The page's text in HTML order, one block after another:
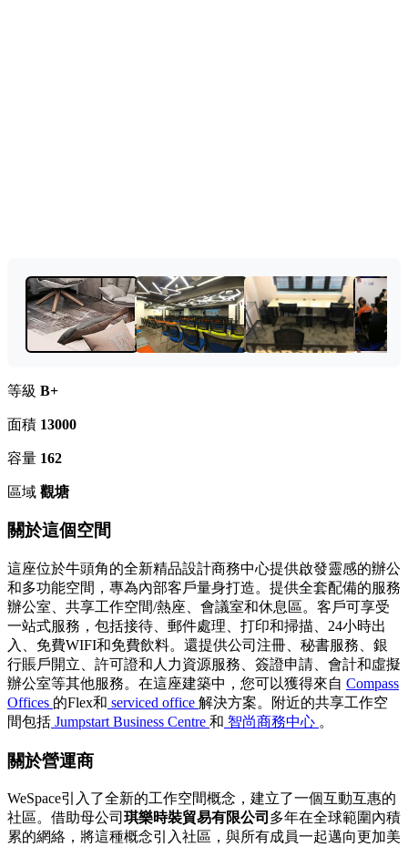
等級 B+
面積 13000
容量 162
區域 觀塘
關於這個空間
這座位於牛頭角的全新精品設計商務中心提供啟發靈感的辦公
和多功能空間，專為內部客戶量身打造。提供全套配備的服務
辦公室、共享工作空間/熱座、會議室和休息區。客戶可享受
一站式服務，包括接待、郵件處理、打印和掃描、24小時出
入、免費WIFI和免費飲料。還提供公司注冊、秘書服務、銀
行賬戶開立、許可證和人力資源服務、簽證申請、會計和虛擬
辦公室等其他服務。在這座建築中，您可以獲得來自 Compass
Offices 的Flex和 serviced office 解決方案。附近的共享工作空
間包括 Jumpstart Business Centre 和 智尚商務中心 。
關於營運商
WeSpace引入了全新的工作空間概念，建立了一個互動互惠的
社區。借助母公司 琪樂時裝貿易有限公司 多年在全球範圍內積
累的網絡，將這種概念引入社區，與所有成員一起邁向更加美